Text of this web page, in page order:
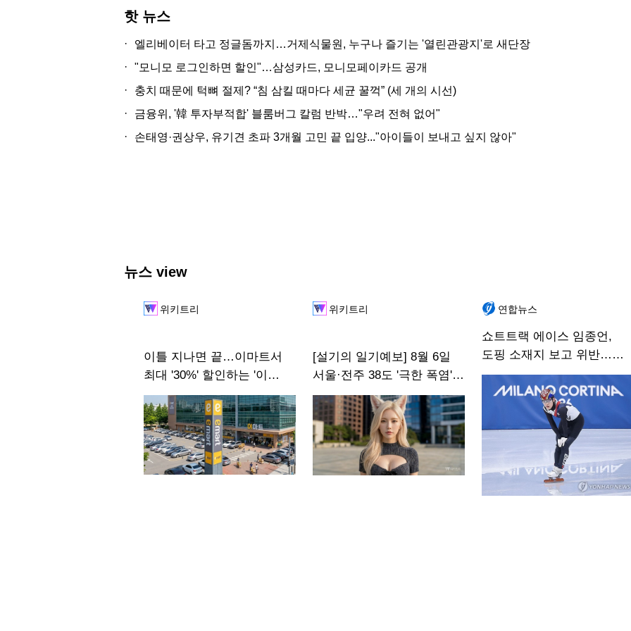
핫 뉴스
·
엘리베이터 타고 정글돔까지…거제식물원, 누구나 즐기는 '열린관광지'로 새단장
·
"모니모 로그인하면 할인"…삼성카드, 모니모페이카드 공개
·
충치 때문에 턱뼈 절제? “침 삼킬 때마다 세균 꿀꺽” (세 개의 시선)
·
금융위, '韓 투자부적합' 블룸버그 칼럼 반박…"우려 전혀 없어"
·
손태영·권상우, 유기견 초파 3개월 고민 끝 입양..."아이들이 보내고 싶지 않아"
뉴스 view
위키트리
이틀 지나면 끝…이마트서
최대 '30%' 할인하는 '이
상품'
위키트리
[설기의 일기예보] 8월 6일
서울·전주 38도 '극한 폭염'
계속…제주 오전 한때 비
연합뉴스
쇼트트랙 에이스 임종언,
도핑 소재지 보고 위반…
중징계 위기